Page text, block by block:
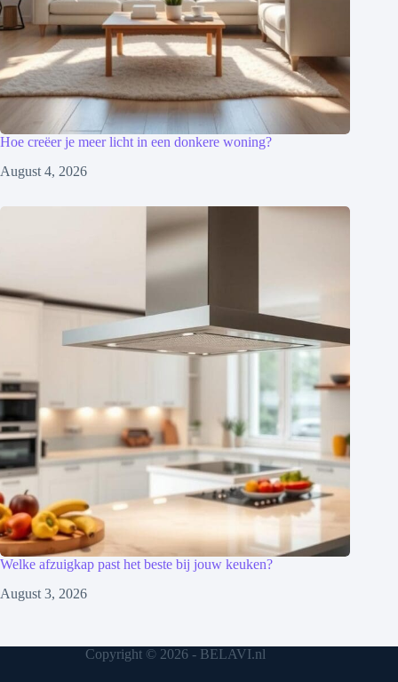
Hoe creëer je meer licht in een donkere woning?
August 4, 2026
Welke afzuigkap past het beste bij jouw keuken?
August 3, 2026
Copyright © 2026 - BELAVI.nl